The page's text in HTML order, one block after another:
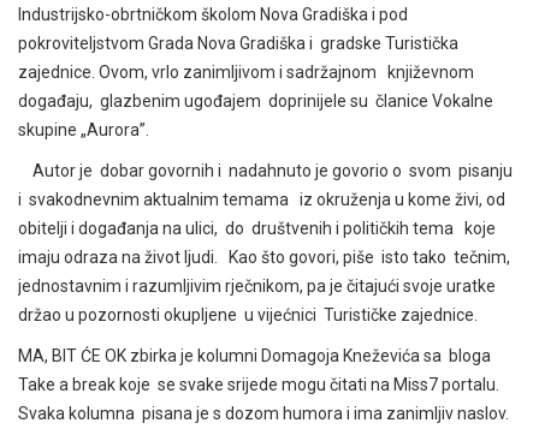
Industrijsko-obrtničkom školom Nova Gradiška i pod
pokroviteljstvom Grada Nova Gradiška i gradske Turistička
zajednice. Ovom, vrlo zanimljivom i sadržajnom književnom
događaju, glazbenim ugođajem doprinijele su članice Vokalne
skupine „Aurora”.
Autor je dobar govornih i nadahnuto je govorio o svom pisanju
i svakodnevnim aktualnim temama iz okruženja u kome živi, od
obitelji i događanja na ulici, do društvenih i političkih tema koje
imaju odraza na život ljudi. Kao što govori, piše isto tako tečnim,
jednostavnim i razumljivim rječnikom, pa je čitajući svoje uratke
držao u pozornosti okupljene u vijećnici Turističke zajednice.
MA, BIT ĆE OK zbirka je kolumni Domagoja Kneževića sa bloga
Take a break koje se svake srijede mogu čitati na Miss7 portalu.
Svaka kolumna pisana je s dozom humora i ima zanimljiv naslov.